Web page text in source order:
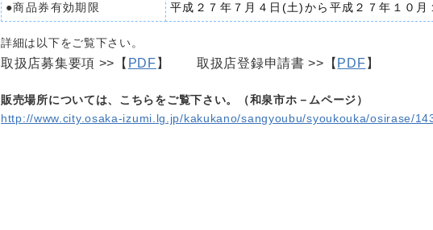
●商品券有効期限 平成２７年７月４日(土)から平成２７年１０月
詳細は以下をご覧下さい。
取扱店募集要項 >>【 PDF 】 取扱店登録申請書 >>【 PDF 】
販売場所については、こちらをご覧下さい。（和泉市ホ－ムページ）
http://www.city.osaka-izumi.lg.jp/kakukano/sangyoubu/syoukouka/osirase/